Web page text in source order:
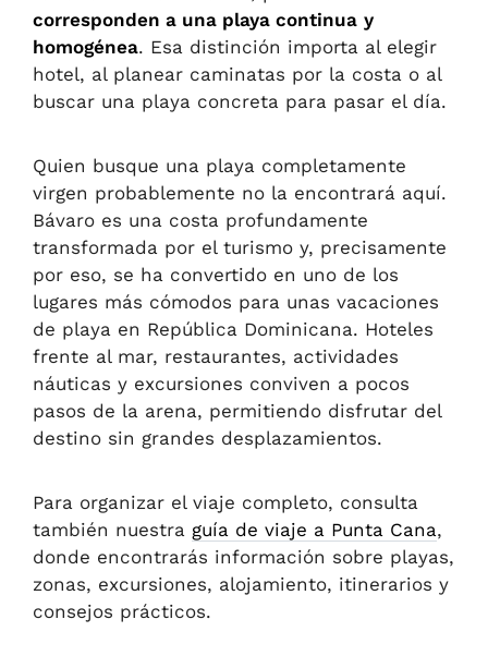
corresponden a una playa continua y
homogénea. Esa distinción importa al elegir
hotel, al planear caminatas por la costa o al
buscar una playa concreta para pasar el día.
Quien busque una playa completamente
virgen probablemente no la encontrará aquí.
Bávaro es una costa profundamente
transformada por el turismo y, precisamente
por eso, se ha convertido en uno de los
lugares más cómodos para unas vacaciones
de playa en República Dominicana. Hoteles
frente al mar, restaurantes, actividades
náuticas y excursiones conviven a pocos
pasos de la arena, permitiendo disfrutar del
destino sin grandes desplazamientos.
Para organizar el viaje completo, consulta
también nuestra guía de viaje a Punta Cana,
donde encontrarás información sobre playas,
zonas, excursiones, alojamiento, itinerarios y
consejos prácticos.